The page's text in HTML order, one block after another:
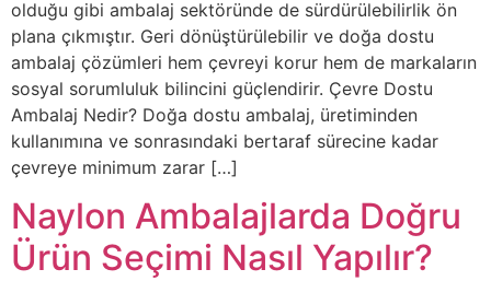
olduğu gibi ambalaj sektöründe de sürdürülebilirlik ön
plana çıkmıştır. Geri dönüştürülebilir ve doğa dostu
ambalaj çözümleri hem çevreyi korur hem de markaların
sosyal sorumluluk bilincini güçlendirir. Çevre Dostu
Ambalaj Nedir? Doğa dostu ambalaj, üretiminden
kullanımına ve sonrasındaki bertaraf sürecine kadar
çevreye minimum zarar […]
Naylon Ambalajlarda Doğru
Ürün Seçimi Nasıl Yapılır?